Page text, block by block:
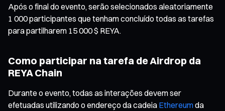
Após o final do evento, serão selecionados aleatoriamente
1 000 participantes que tenham concluído todas as tarefas
para partilharem 15 000 $ REYA.
Como participar na tarefa de Airdrop da
REYA Chain
Durante o evento, todas as interações devem ser
efetuadas utilizando o endereço da cadeia Ethereumda